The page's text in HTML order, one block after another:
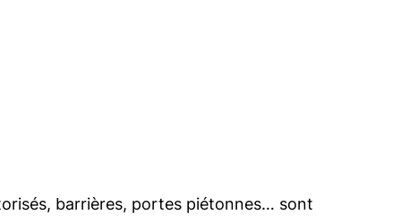
barrières, portes piétonnes… sont